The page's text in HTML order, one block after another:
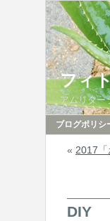
フィ
アムリター
ブログポリシ
« 2017
DIY